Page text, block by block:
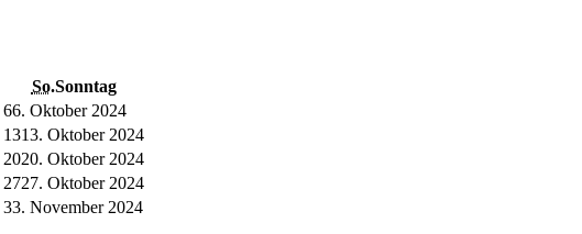
So.Sonntag
66. Oktober 2024
1313. Oktober 2024
2020. Oktober 2024
2727. Oktober 2024
33. November 2024